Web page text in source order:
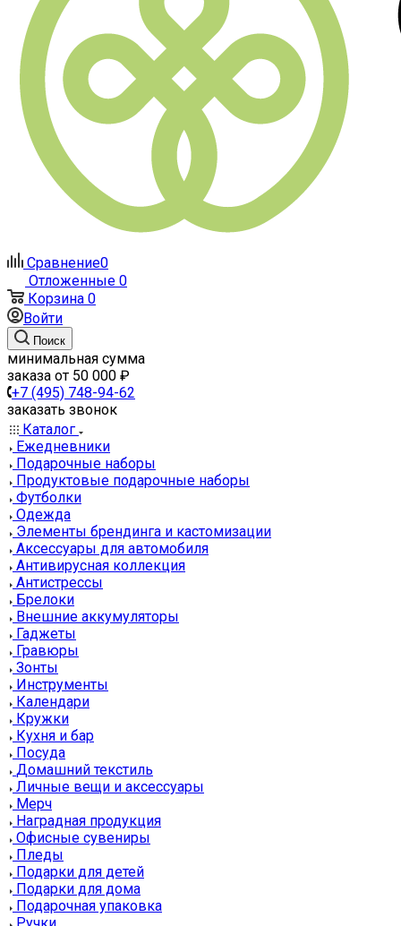
Сравнение0
Отложенные 0
Корзина 0
Войти
Поиск
минимальная сумма
заказа от 50 000 ₽
+7 (495) 748-94-62
заказать звонок
Каталог
Ежедневники
Подарочные наборы
Продуктовые подарочные наборы
Футболки
Одежда
Элементы брендинга и кастомизации
Аксессуары для автомобиля
Антивирусная коллекция
Антистрессы
Брелоки
Внешние аккумуляторы
Гаджеты
Гравюры
Зонты
Инструменты
Календари
Кружки
Кухня и бар
Посуда
Домашний текстиль
Личные вещи и аксессуары
Мерч
Наградная продукция
Офисные сувениры
Пледы
Подарки для детей
Подарки для дома
Подарочная упаковка